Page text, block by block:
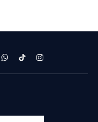
WhatsApp
TikTokInstagram